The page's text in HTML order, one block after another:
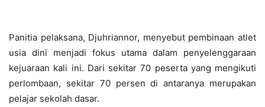
Panitia pelaksana, Djuhriannor, menyebut pembinaan atlet
usia dini menjadi fokus utama dalam penyelenggaraan
kejuaraan kali ini. Dari sekitar 70 peserta yang mengikuti
perlombaan, sekitar 70 persen di antaranya merupakan
pelajar sekolah dasar.